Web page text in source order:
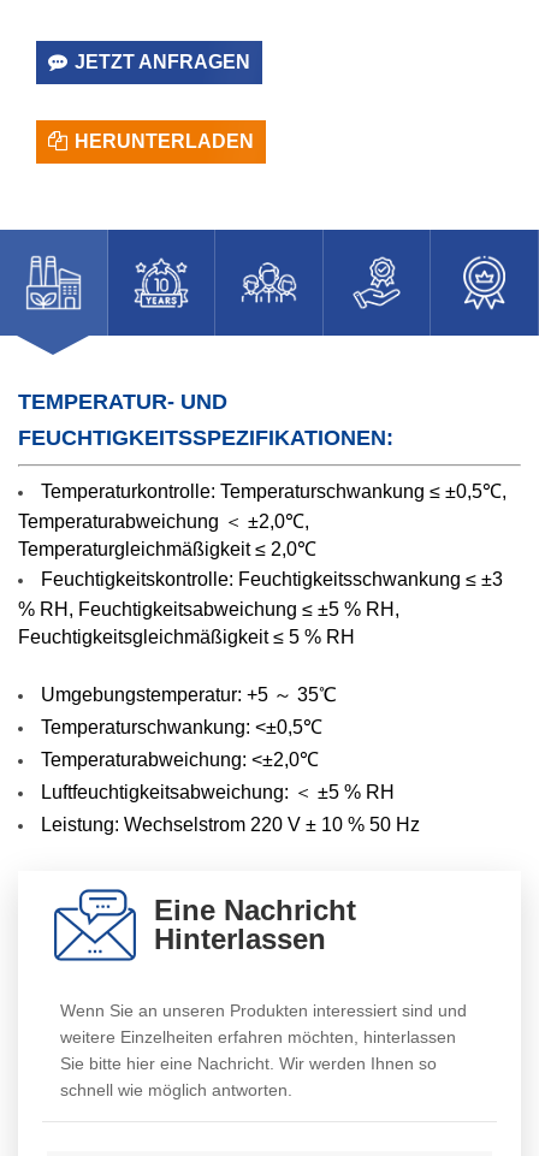
JETZT ANFRAGEN
HERUNTERLADEN
TEMPERATUR- UND
FEUCHTIGKEITSSPEZIFIKATIONEN:
Temperaturkontrolle: Temperaturschwankung ≤ ±0,5℃,
Temperaturabweichung ＜ ±2,0℃,
Temperaturgleichmäßigkeit ≤ 2,0℃
Feuchtigkeitskontrolle: Feuchtigkeitsschwankung ≤ ±3
% RH, Feuchtigkeitsabweichung ≤ ±5 % RH,
Feuchtigkeitsgleichmäßigkeit ≤ 5 % RH
Umgebungstemperatur: +5 ～ 35℃
Temperaturschwankung: <±0,5℃
Temperaturabweichung: <±2,0℃
Luftfeuchtigkeitsabweichung: ＜ ±5 % RH
Leistung: Wechselstrom 220 V ± 10 % 50 Hz
Eine Nachricht
Hinterlassen
Wenn Sie an unseren Produkten interessiert sind und
weitere Einzelheiten erfahren möchten, hinterlassen
Sie bitte hier eine Nachricht. Wir werden Ihnen so
schnell wie möglich antworten.